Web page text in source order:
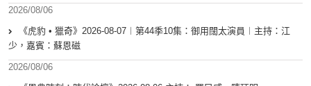
2026/08/06
《虎豹 • 獵奇》2026-08-07︱第44季10集：御用闊太演員︱主持：江
少，嘉賓：蘇恩磁
2026/08/06